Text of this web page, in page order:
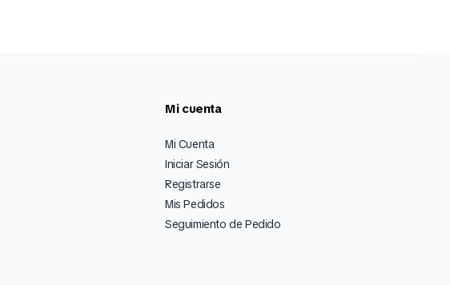
Mi cuenta
Mi Cuenta
Iniciar Sesión
Registrarse
Mis Pedidos
Seguimiento de Pedido